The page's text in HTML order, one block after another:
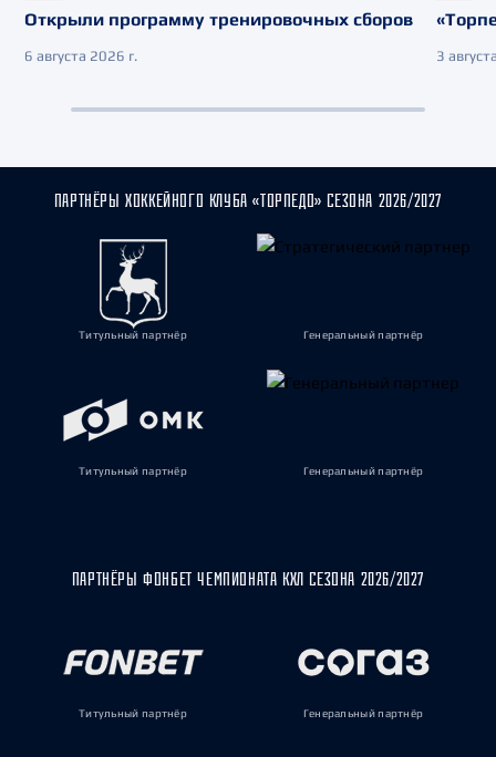
Открыли программу тренировочных сборов
6 августа 2026 г. 3
ПАРТНЁРЫ ХОККЕЙНОГО КЛУБА «ТОРПЕДО» СЕЗОНА 2026/2027
Титульный партнёр Генеральный партнёр
Титульный партнёр Генеральный партнёр
ПАРТНЁРЫ ФОНБЕТ ЧЕМПИОНАТА КХЛ СЕЗОНА 2026/2027
Титульный партнёр Генеральный партнёр